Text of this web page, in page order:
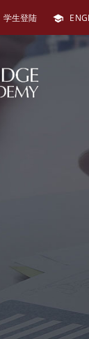
学生登陆